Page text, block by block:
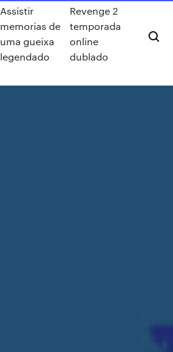
Assistir
memorias de
uma gueixa
legendado
Revenge 2
temporada
online
dublado